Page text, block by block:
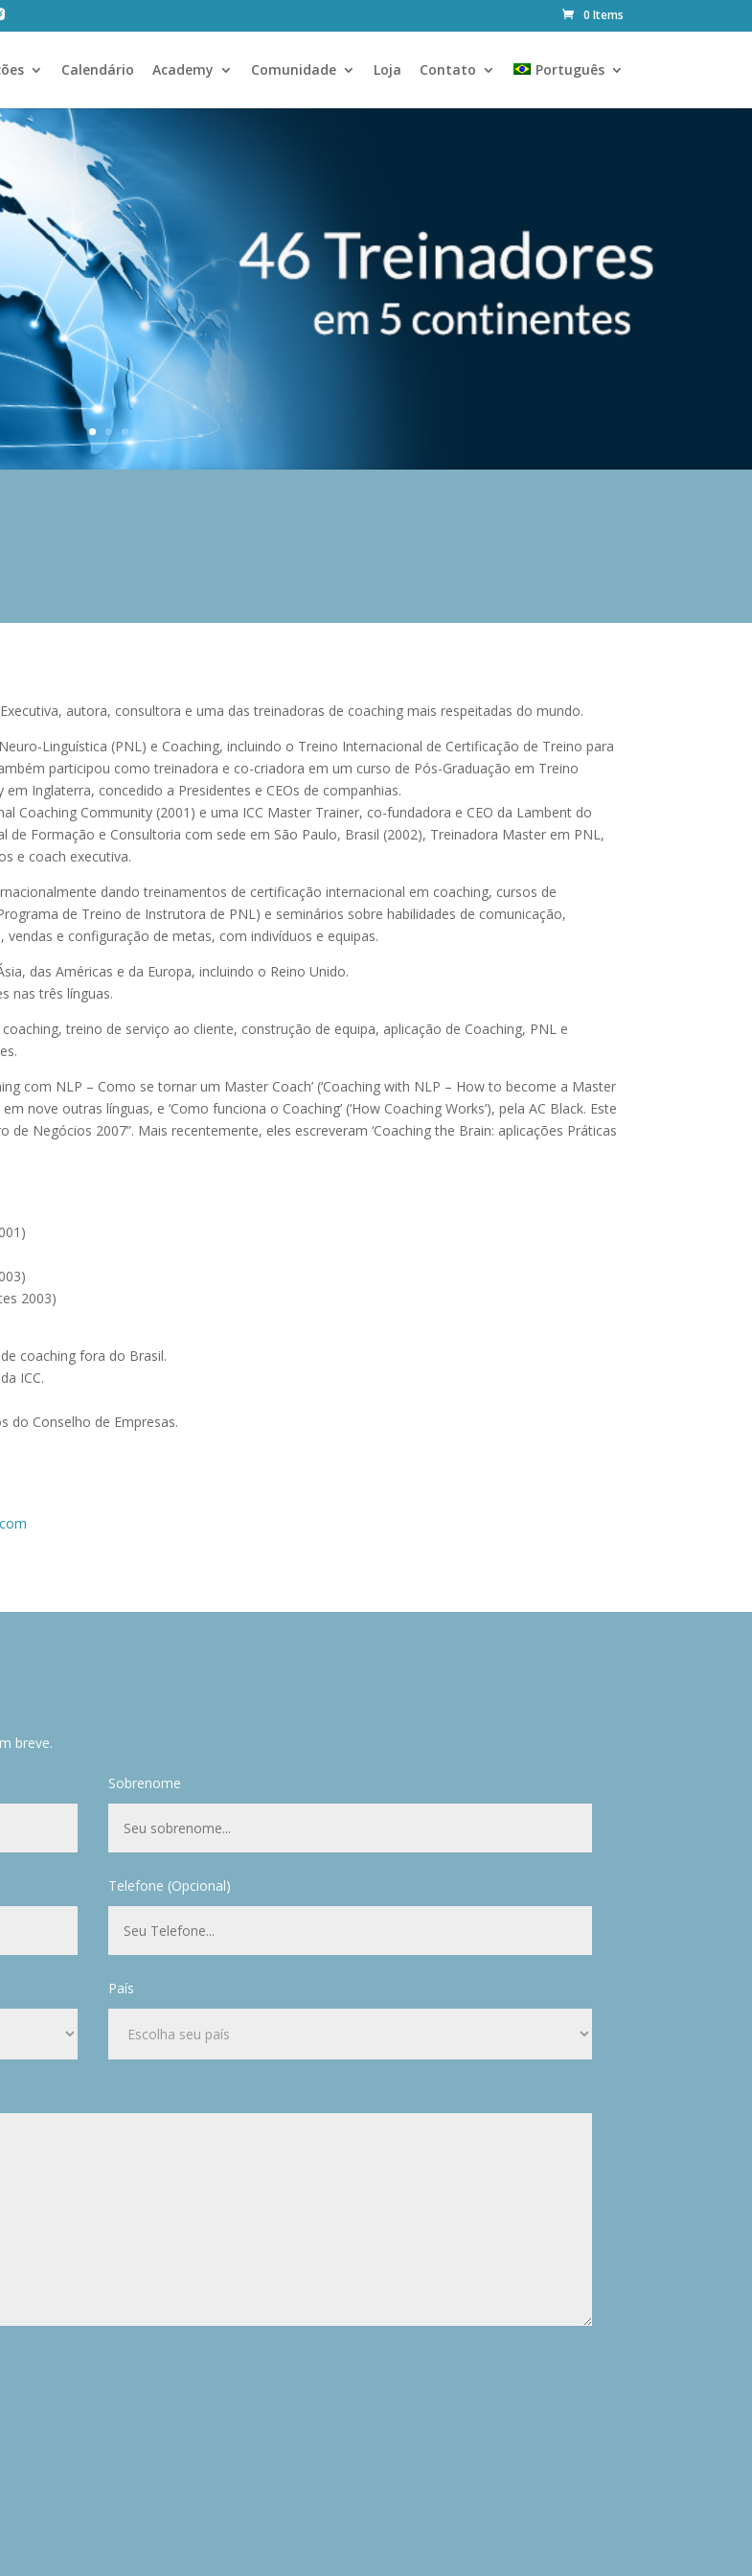
0 Items
Calendário Academy Comunidade Loja Contato Português
autora, consultora e uma das treinadoras de coaching mais respeitadas do mundo.
Linguística (PNL) e Coaching, incluindo o Treino Internacional de Certificação de Treino para
participou como treinadora e co-criadora em um curso de Pós-Graduação em Treino
em Inglaterra, concedido a Presidentes e CEOs de companhias.
Coaching Community (2001) e uma ICC Master Trainer, co-fundadora e CEO da Lambent do
de Formação e Consultoria com sede em São Paulo, Brasil (2002), Treinadora Master em PNL,
e coach executiva.
dando treinamentos de certificação internacional em coaching, cursos de
de Treino de Instrutora de PNL) e seminários sobre habilidades de comunicação,
e configuração de metas, com indivíduos e equipas.
das Américas e da Europa, incluindo o Reino Unido.
nas três línguas.
treino de serviço ao cliente, construção de equipa, aplicação de Coaching, PNL e
com NLP – Como se tornar um Master Coach’ (‘Coaching with NLP – How to become a Master
nove outras línguas, e ‘Como funciona o Coaching’ (‘How Coaching Works’), pela AC Black. Este
Negócios 2007”. Mais recentemente, eles escreveram ‘Coaching the Brain: aplicações Práticas
2003)
coaching fora do Brasil.
ICC.
do Conselho de Empresas.
breve.
Sobrenome
Telefone (Opcional)
País